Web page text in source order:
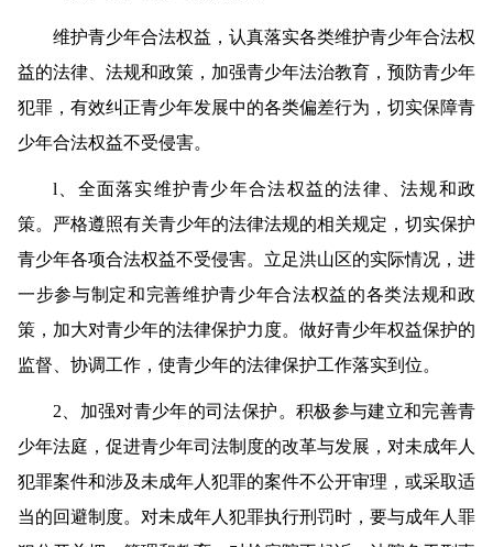
维护青少年合法权益，认真落实各类维护青少年合法权
益的法律、法规和政策，加强青少年法治教育，预防青少年
犯罪，有效纠正青少年发展中的各类偏差行为，切实保障青
少年合法权益不受侵害。
l 、全面落实维护青少年合法权益的法律、法规和政
策。 严格遵照有关青少年的法律法规的相关规定，切实保护
青少年各项合法权益不受侵害。立足洪山区的实际情况，进
一步参与制定和完善维护青少年合法权益的各类法规和政
策，加大对青少年的法律保护力度。做好青少年权益保护的
监督、协调工作，使青少年的法律保护工作落实到位。
2 、加强对青少年的司法保护。 积极参与建立和完善青
少年法庭，促进青少年司法制度的改革与发展，对未成年人
犯罪案件和涉及未成年人犯罪的案件不公开审理，或采取适
当的回避制度。对未成年人犯罪执行刑罚时，要与成年人罪